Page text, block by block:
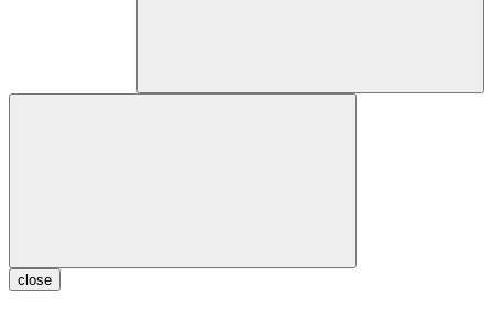
close